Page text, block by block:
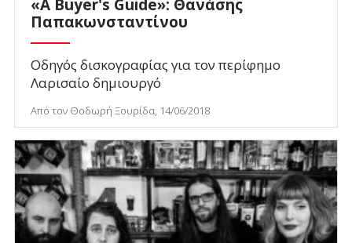
«A Buyer's Guide»: Θανάσης
Παπακωνσταντίνου
Οδηγός δισκογραφίας για τον περίφημο
Λαρισαίο δημιουργό
Από τον Θοδωρή Ξουρίδα, 14/06/2018